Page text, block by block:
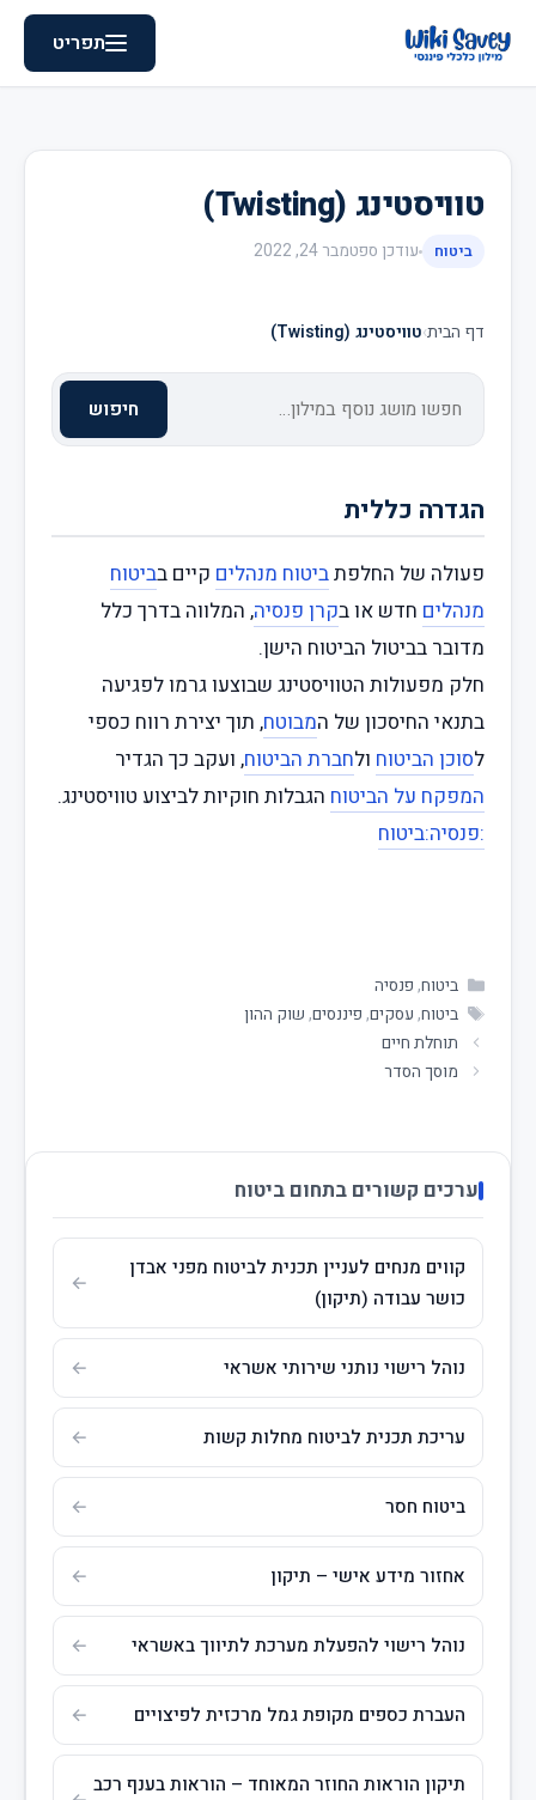
תפריט
טוויסטינג (Twisting)
ביטוח עודכן ספטמבר 24, 2022
דף הבית›טוויסטינג (Twisting)
חיפוש
הגדרה כללית
פעולה של החלפתביטוח מנהלים קיים בביטוח
מנהלים חדש או בקרן פנסיה, המלווה בדרך כלל
מדובר בביטול הביטוח הישן.
חלק מפעולות הטוויסטינג שבוצעו גרמו לפגיעה
בתנאי החיסכון של המבוטח, תוך יצירת רווח כספי
לסוכן הביטוח ולחברת הביטוח, ועקב כך הגדיר
המפקח על הביטוח הגבלות חוקיות לביצוע טוויסטינג.
:פנסיה:ביטוח
ביטוח, פנסיה
ביטוח, עסקים, פיננסים, שוק ההון
תוחלת חיים
מוסך הסדר
ערכים קשורים בתחום ביטוח
קווים מנחים לעניין תכנית לביטוח מפני אבדן
כושר עבודה (תיקון)
נוהל רישוי נותני שירותי אשראי
עריכת תכנית לביטוח מחלות קשות
ביטוח חסר
אחזור מידע אישי – תיקון
נוהל רישוי להפעלת מערכת לתיווך באשראי
העברת כספים מקופת גמל מרכזית לפיצויים
תיקון הוראות החוזר המאוחד – הוראות בענף רכב